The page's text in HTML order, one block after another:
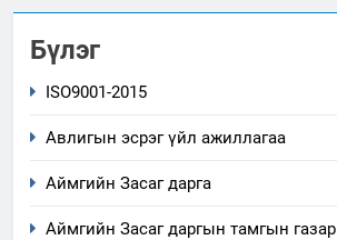
Бүлэг
ISO9001-2015
Авлигын эсрэг үйл ажиллагаа
Аймгийн Засаг дарга
Аймгийн Засаг даргын тамгын газар